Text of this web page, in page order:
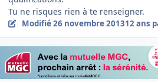
Tu ne risques rien à te renseigner.
Modifié26 novembre 201312 ans